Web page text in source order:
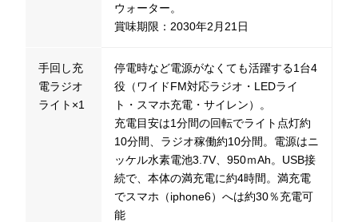
ウォーター。
賞味期限：2030年2月21日
手回し充
電ラジオ
ライト×1
停電時など電源がなくても活躍する1台4
役（ワイドFM対応ラジオ・LEDライ
ト・スマホ充電・サイレン）。
充電目安は1分間の回転でライト点灯約
10分間、ラジオ稼働約10分間。電源はニ
ッケル水素電池3.7V、950ｍAh。USB接
続で、本体の満充電に約4時間。満充電
でスマホ（iphone6）へは約30％充電可
能